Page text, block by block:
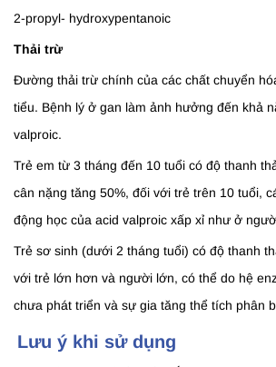
2-propyl- hydroxypentanoic
Thải trừ
Đường thải trừ chính của các chất chuyển
tiểu. Bệnh lý ở gan làm ảnh hưởng đến khả
valproic.
Trẻ em từ 3 tháng đến 10 tuổi có độ thanh
cân nặng tăng 50%, đối với trẻ trên 10 tuổi,
động học của acid valproic xấp xỉ như ở
Trẻ sơ sinh (dưới 2 tháng tuổi) có độ thanh
với trẻ lớn hơn và người lớn, có thể do hệ
chưa phát triển và sự gia tăng thể tích phân
Lưu ý khi sử dụng